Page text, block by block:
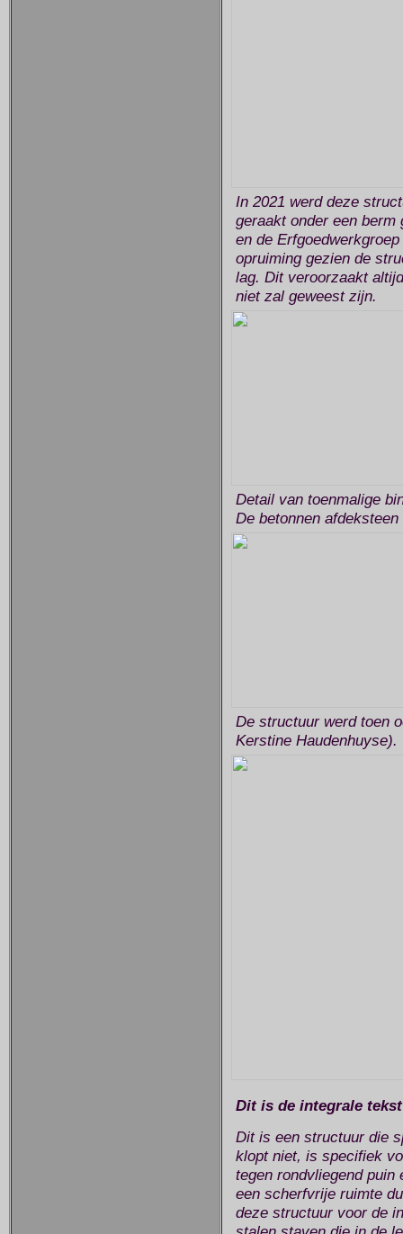
In 2021 werd deze
geraakt onder een
en de
opruiming gezien de
lag. Dit veroorzaakt
niet zal geweest zijn.
Detail van toenmalige
De betonnen
De structuur werd toen
Kerstine Haudenhuyse).
Dit is de integrale
Dit is een structuur die
klopt niet, is specifiek
tegen rondvliegend puin
een scherfvrije ruimte
deze structuur voor de